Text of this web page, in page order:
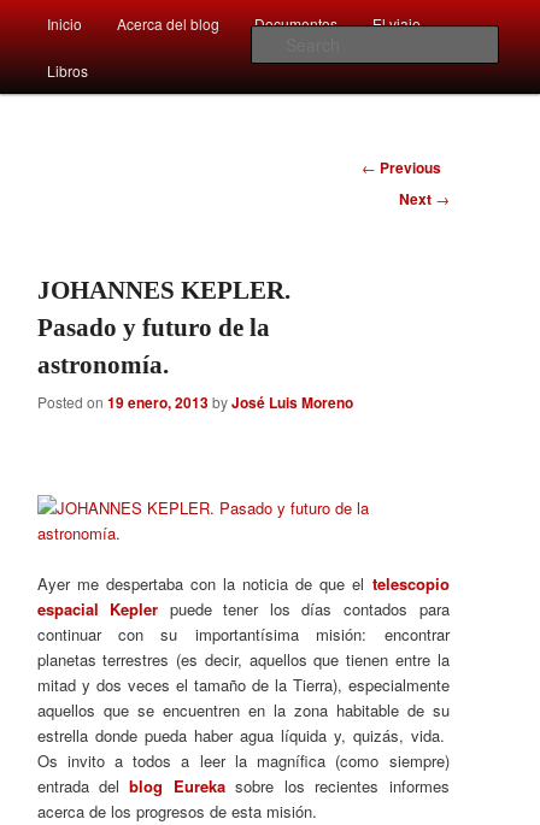
Afán por saber
nos rodea
Main
menu
Skip
to
Skip
to
Inicio Acerca del blog Documentos El viaje …
Libros
Post
navigation
← Previous
Next →
JOHANNES KEPLER.
Pasado y futuro de la
astronomía.
Posted on 19 enero, 2013byJosé Luis Moreno
Ayer me despertaba con la noticia de que el telescopio
espacial Kepler puede tener los días contados para
continuar con su importantísima misión: encontrar
planetas terrestres (es decir, aquellos que tienen entre la
mitad y dos veces el tamaño de la Tierra), especialmente
aquellos que se encuentren en la zona habitable de su
estrella donde pueda haber agua líquida y, quizás, vida.
Os invito a todos a leer la magnífica (como siempre)
entrada delblog Eurekasobre los recientes informes
acerca de los progresos de esta misión.